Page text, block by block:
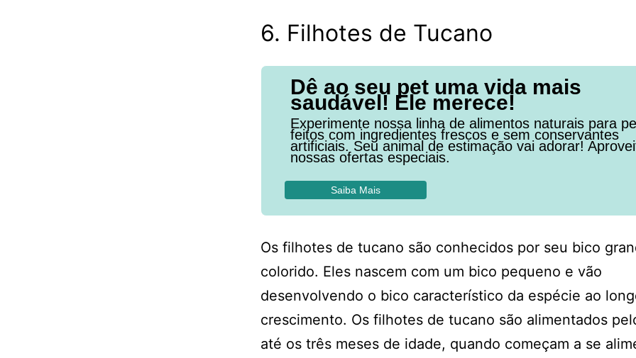
6. Filhotes de Tucano
Dê ao seu pet uma vida mais
saudável! Ele merece!
Experimente nossa linha de alimentos naturais para
feitos com ingredientes frescos e sem conservantes
artificiais. Seu animal de estimação vai adorar!
nossas ofertas especiais.
Saiba Mais
Os filhotes de tucano são conhecidos por seu bico
colorido. Eles nascem com um bico pequeno e vão
desenvolvendo o bico característico da espécie ao
crescimento. Os filhotes de tucano são alimentados
até os três meses de idade, quando começam a se